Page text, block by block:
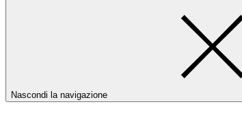
Nascondi la navigazione